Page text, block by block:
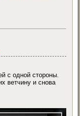
с одной стороны.
ветчину и снова